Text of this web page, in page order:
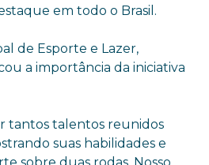
em todo o Brasil.
de Esporte e Lazer,
a importância da iniciativa
tantos talentos reunidos
suas habilidades e